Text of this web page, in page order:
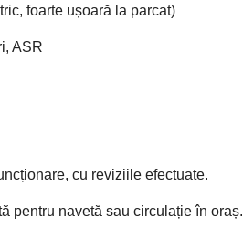
foarte ușoară la parcat)
ASR
cu reviziile efectuate.
pentru navetă sau circulație în oraș.